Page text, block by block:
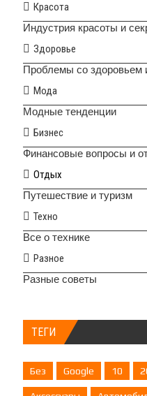
Красота
Индустрия красоты и
Здоровье
Проблемы со здоровьем
Мода
Модные тенденции
Бизнес
Финансовые вопросы и
Отдых
Путешествие и туризм
Техно
Все о технике
Разное
Разные советы
ТЕГИ
Без Google 10